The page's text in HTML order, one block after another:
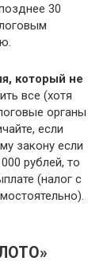
30
который не
все (хотя
органы
если
закону если
рублей, то
(налог с